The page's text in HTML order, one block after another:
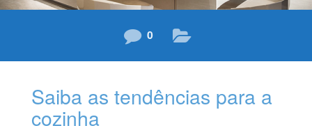
0
Saiba as tendências para a
cozinha